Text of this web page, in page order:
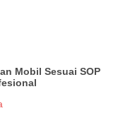
Mobil Sesuai SOP